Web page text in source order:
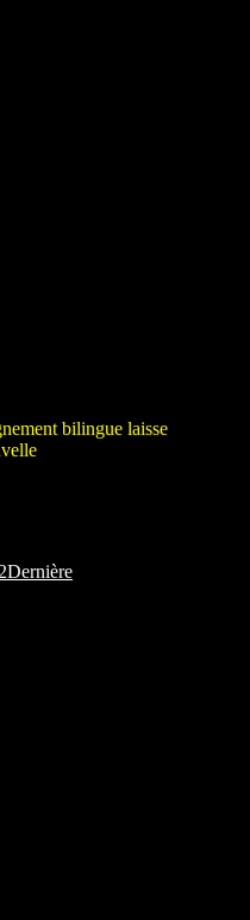
bilingue laisse
Dernière